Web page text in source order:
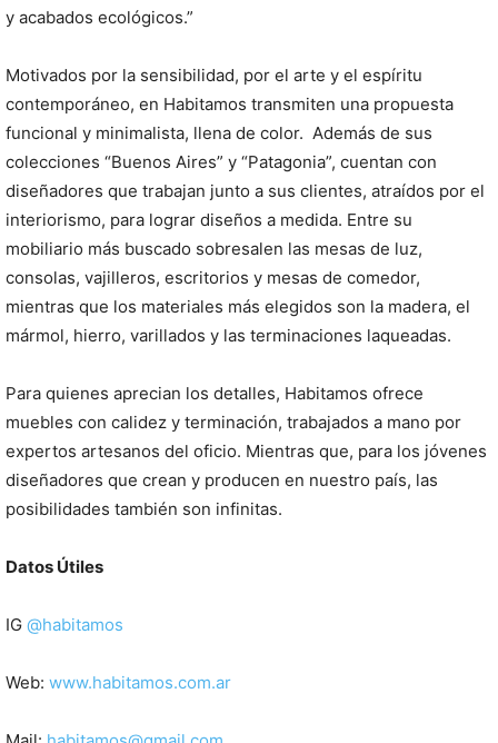
y acabados ecológicos.”
Motivados por la sensibilidad, por el arte y el espíritu
contemporáneo, en Habitamos transmiten una propuesta
funcional y minimalista, llena de color. Además de sus
colecciones “Buenos Aires” y “Patagonia”, cuentan con
diseñadores que trabajan junto a sus clientes, atraídos por el
interiorismo, para lograr diseños a medida. Entre su
mobiliario más buscado sobresalen las mesas de luz,
consolas, vajilleros, escritorios y mesas de comedor,
mientras que los materiales más elegidos son la madera, el
mármol, hierro, varillados y las terminaciones laqueadas.
Para quienes aprecian los detalles, Habitamos ofrece
muebles con calidez y terminación, trabajados a mano por
expertos artesanos del oficio. Mientras que, para los jóvenes
diseñadores que crean y producen en nuestro país, las
posibilidades también son infinitas.
Datos Útiles
IG @habitamos
Web: www.habitamos.com.ar